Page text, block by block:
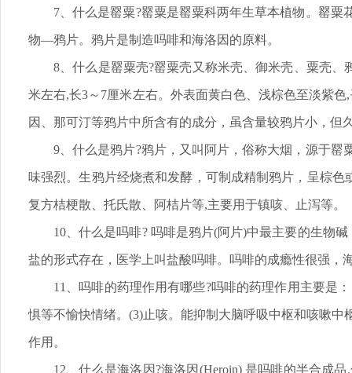
7、什么是罂粟?罂粟是罂粟科两年生草本植物。罂
物—鸦片。鸦片是制造吗啡和海洛因的原料。
8、什么是罂粟壳?罂粟壳又称米壳、御米壳、粟壳
米左右,长3～7厘米左右。外表面黄白色、浅棕色至淡紫
因、那可汀等鸦片中所含有的成分，虽含量较鸦片小，
9、什么是鸦片?鸦片，又叫阿片，俗称大烟，源于
味强烈。生鸦片经烧煮和发酵，可制成精制鸦片，呈棕
复方桔梗散、托氏散、阿桔片等,主要用于镇咳、止泻等。
10、什么是吗啡? 吗啡是鸦片(阿片)中最主要的生物
盐的形式存在，医学上叫盐酸吗啡。吗啡的成瘾性很强，
11、吗啡的药理作用有哪些?吗啡的药理作用主要是
惧等不愉快情绪。(3)止咳。能抑制大脑呼吸中枢和咳嗽
作用。
12、什么是海洛因?海洛因(Heroin) 是吗啡的半合成